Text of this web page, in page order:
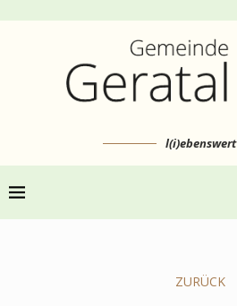
l(i)ebenswert
ZURÜCK